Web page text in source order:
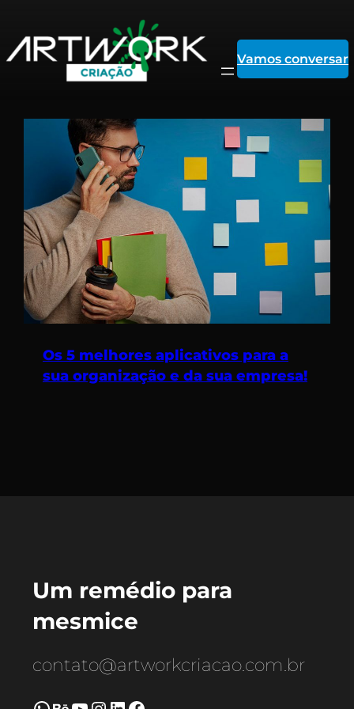
Pular
para
conteúdo
Vamos conversar
Os 5 melhores aplicativos para a
sua organização e da sua empresa!
Um remédio para
mesmice
contato@artworkcriacao.com.br